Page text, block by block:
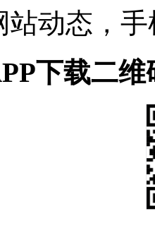
站动态，
下载二维